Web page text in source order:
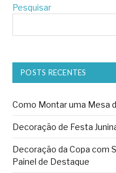
Pesquisar
POSTS RECENTES
Como Montar uma Mesa
Decoração de Festa
Decoração da Copa com
Painel de Destaque